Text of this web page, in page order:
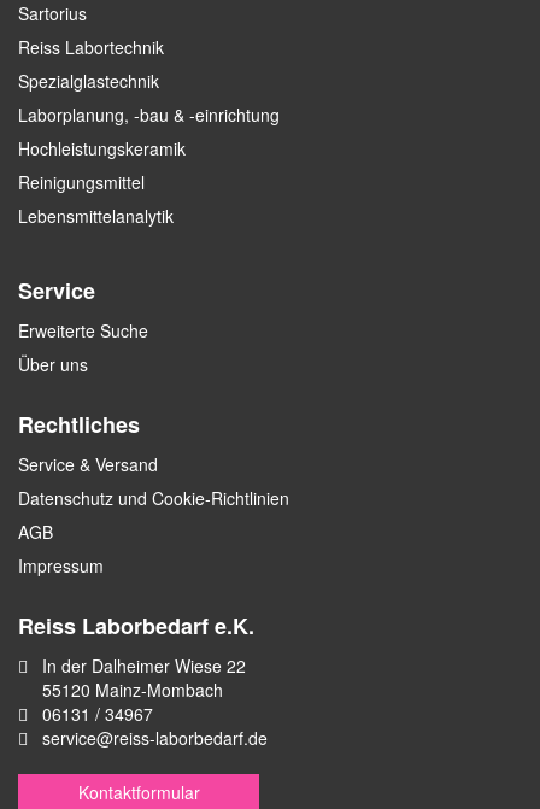
Sartorius
Reiss Labortechnik
Spezialglastechnik
Laborplanung, -bau & -einrichtung
Hochleistungskeramik
Reinigungsmittel
Lebensmittelanalytik
Service
Erweiterte Suche
Über uns
Rechtliches
Service & Versand
Datenschutz und Cookie-Richtlinien
AGB
Impressum
Reiss Laborbedarf e.K.
In der Dalheimer Wiese 22
55120 Mainz-Mombach
06131 / 34967
service@reiss-laborbedarf.de
Kontaktformular